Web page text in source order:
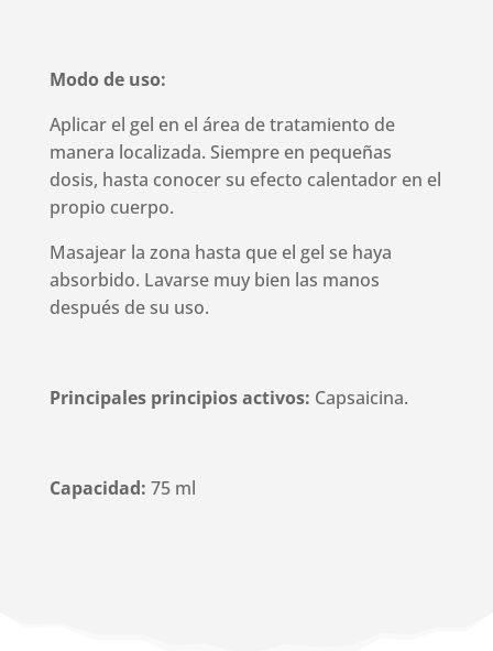
Modo de uso:
Aplicar el gel en el área de tratamiento de
manera localizada. Siempre en pequeñas
dosis, hasta conocer su efecto calentador en el
propio cuerpo.
Masajear la zona hasta que el gel se haya
absorbido. Lavarse muy bien las manos
después de su uso.
Principales principios activos: Capsaicina.
Capacidad: 75 ml